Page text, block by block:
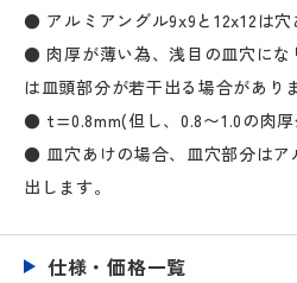
● アルミアングル9x9と12x12は穴
● 肉厚が薄い為、浅目の皿穴にな
は皿頭部分が若干出る場合があり
● t=0.8mm(但し、0.8〜1.0の肉
● 皿穴あけの場合、皿穴部分は
出します。
仕様・価格一覧